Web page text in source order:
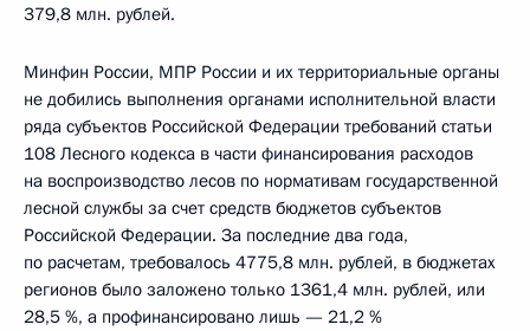
379,8 млн. рублей.
Минфин России, МПР России и их территориальные органы
не добились выполнения органами исполнительной власти
ряда субъектов Российской Федерации требований статьи
108 Лесного кодекса в части финансирования расходов
на воспроизводство лесов по нормативам государственной
лесной службы за счет средств бюджетов субъектов
Российской Федерации. За последние два года,
по расчетам, требовалось 4775,8 млн. рублей, в бюджетах
регионов было заложено только 1361,4 млн. рублей, или
28,5 %, а профинансировано лишь — 21,2 %